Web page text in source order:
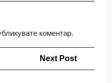
коментар.
Next Post